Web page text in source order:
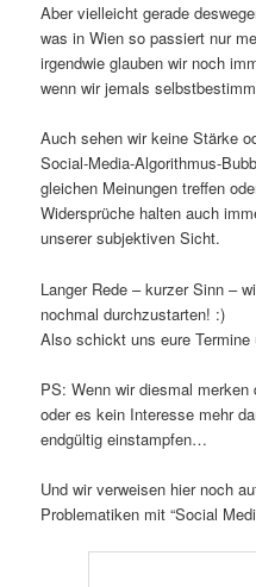
Aber vielleicht gerade
was in Wien so passiert nur
irgendwie glauben wir noch
wenn wir jemals
Auch sehen wir keine Stärke
Social-Media-Algorithmus-
gleichen Meinungen treffen
Widersprüche halten auch
unserer subjektiven Sicht.
Langer Rede – kurzer Sinn –
nochmal durchzustarten! :)
Also schickt uns eure
PS: Wenn wir diesmal
oder es kein Interesse mehr
endgültig einstampfen…
Und wir verweisen hier noch
Problematiken mit “Social